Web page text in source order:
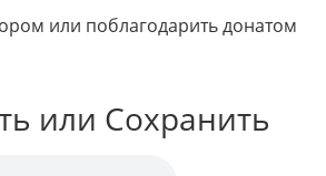
или поблагодарить донатом
или Сохранить